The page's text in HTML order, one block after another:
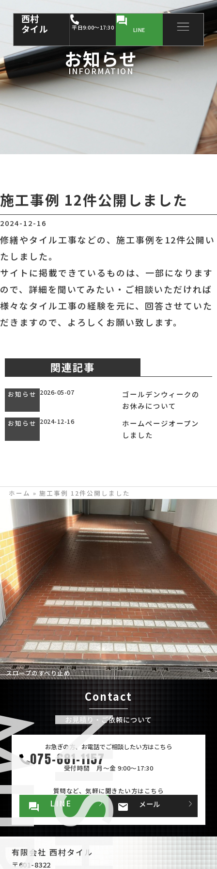
西村
タイル
平日9:00～17:30 LINE
お知らせ
INFORMATION
施工事例 12件公開しました
2024-12-16
修繕やタイル工事などの、施工事例を12件公開い
たしました。
サイトに掲載できているものは、一部になります
ので、詳細を聞いてみたい・ご相談いただければ
様々なタイル工事の経験を元に、回答させていた
だきますので、よろしくお願い致します。
N
I
S
H
I
M
U
R
A
T
I
L
関連記事
お知らせ 2026-05-07
ゴールデンウィークの
お休みについて
お知らせ 2024-12-16
ホームページオープン
しました
ホーム » 施工事例 12件公開しました
スロープのすべり止め
Contact
お見積り・ご依頼について
お急ぎの方、お電話でご相談したい方はこちら
075-681-1157
受付時間 月～金 9:00～17:30
質問など、気軽に聞きたい方はこちら
LINE メール
有限会社 西村タイル
〒601-8322